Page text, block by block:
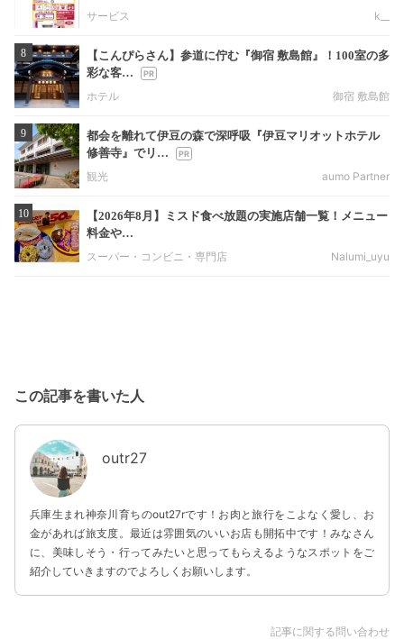
サービス
k__
8
【こんぴらさん】参道に佇む『御宿 敷島館』！100室の多
彩な客…
ホテル
御宿 敷島館
9
都会を離れて伊豆の森で深呼吸『伊豆マリオットホテル
修善寺』でリ…
観光
aumo Partner
10
【2026年8月】ミスド食べ放題の実施店舗一覧！メニュー
料金や…
スーパー・コンビニ・専門店
Nalumi_uyu
この記事を書いた人
outr27
兵庫生まれ神奈川育ちのout27rです！お肉と旅行をこよなく愛し、お
金があれば旅支度。最近は雰囲気のいいお店も開拓中です！みなさん
に、美味しそう・行ってみたいと思ってもらえるようなスポットをご
紹介していきますのでよろしくお願いします。
記事に関する問い合わせ